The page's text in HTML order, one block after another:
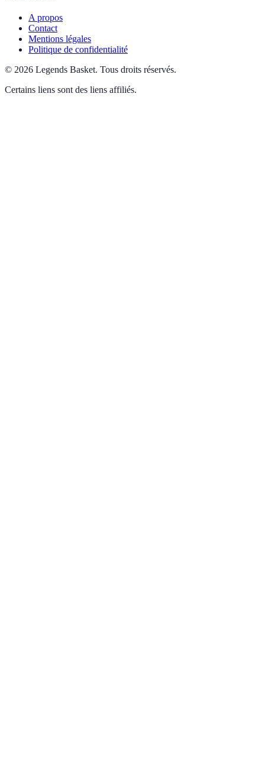
A propos
Contact
Mentions légales
Politique de confidentialité
© 2026 Legends Basket. Tous droits réservés.
Certains liens sont des liens affiliés.